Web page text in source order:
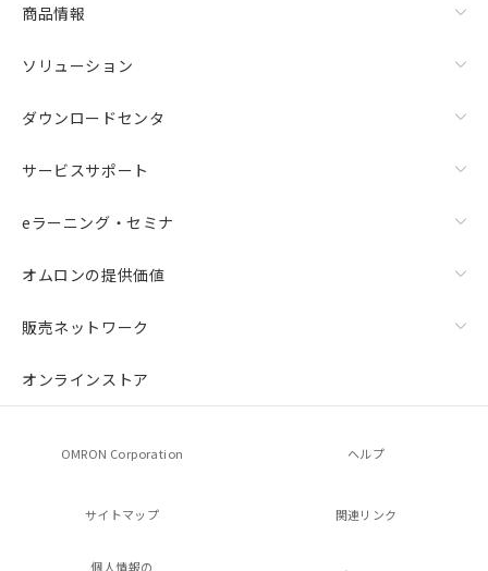
商品情報
ソリューション
ダウンロードセンタ
サービスサポート
eラーニング・セミナ
オムロンの提供価値
販売ネットワーク
オンラインストア
OMRON Corporation ヘルプ
サイトマップ 関連リンク
個人情報の